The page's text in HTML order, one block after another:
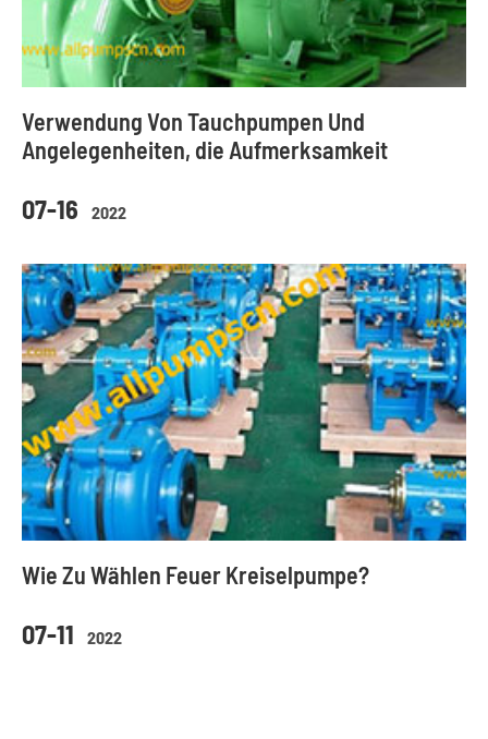
07-16 2022
Verwendung Von Tauchpumpen Und
Angelegenheiten, die Aufmerksamkeit
07-11 2022
Wie Zu Wählen Feuer Kreiselpumpe?